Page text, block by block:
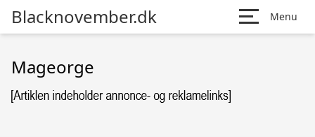
Blacknovember.dk Menu
Mageorge